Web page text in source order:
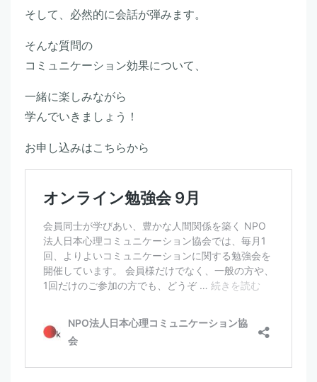
そして、必然的に会話が弾みます。
そんな質問の
コミュニケーション効果について、
一緒に楽しみながら
学んでいきましょう！
お申し込みはこちらから